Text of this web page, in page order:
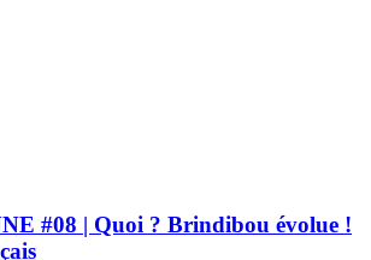
#08 | Quoi ? Brindibou évolue !